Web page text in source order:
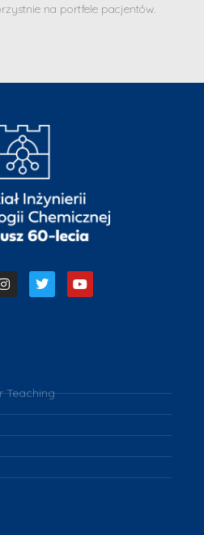
na portfele pacjentów.
Teaching